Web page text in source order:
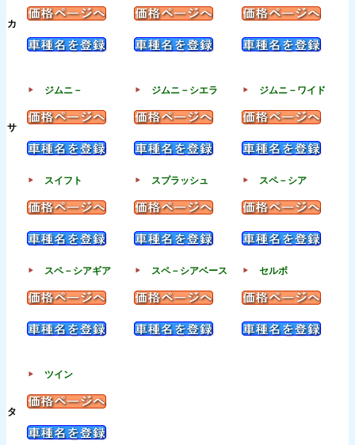
カ
サ
ジムニ－ ジムニ－シエラ ジムニ－ワイド
スイフト スプラッシュ スペ－シア
スペ－シアギア スペ－シアベース セルボ
タ
ツイン